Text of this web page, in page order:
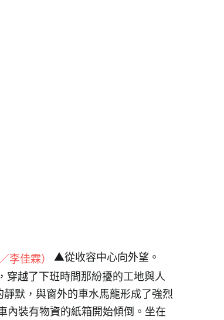
▲從收容中心向外望。
越了下班時間那紛擾的工地與人
默，與窗外的車水馬龍形成了強烈
內裝有物資的紙箱開始傾倒。坐在